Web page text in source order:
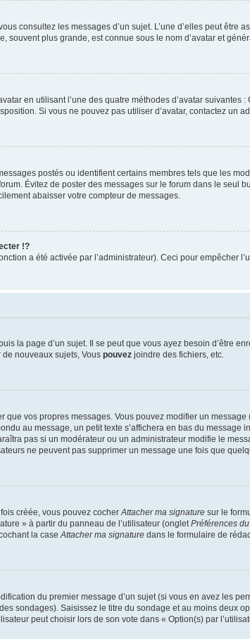
consultez les messages d’un sujet. L’une d’elles peut être
plus grande, est connue sous le nom d’avatar et
en utilisant l’une des quatre méthodes d’avatar suivantes
Si vous ne pouvez pas utiliser d’avatar, contactez un
postés ou identifient certains membres tels que les
Évitez de poster des messages sur le forum dans le seul
abaisser votre compteur de messages.
!?
a été activée par l’administrateur). Ceci pour empêcher
la page d’un sujet. Il se peut que vous ayez besoin d’être
de nouveaux sujets, Vous pouvez joindre des fichiers, etc.
que vos propres messages. Vous pouvez modifier un
au message, un petit texte s’affichera en bas du message
pas si un modérateur ou un administrateur modifie le
ne peuvent pas supprimer un message une fois que
créée, vous pouvez cocher Attacher ma signature sur le
» à partir du panneau de l’utilisateur (onglet Préférences
la case Attacher ma signature dans le formulaire de
du premier message d’un sujet (si vous en avez les
sondages). Saisissez le titre du sondage et au moins deux
peut choisir lors de son vote dans « Option(s) par